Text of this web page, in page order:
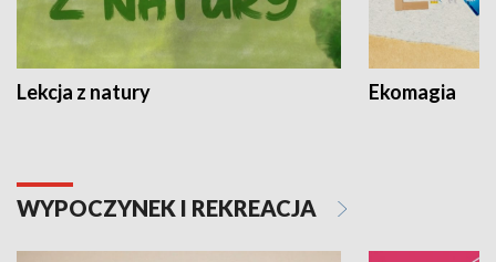
Lekcja z natury Ekomagia
WYPOCZYNEK I REKREACJA